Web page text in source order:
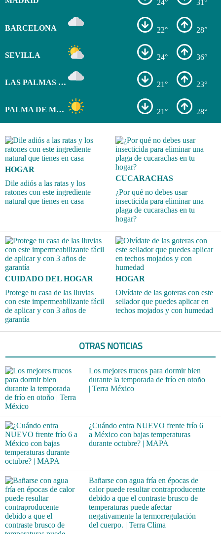
24° 31°
BARCELONA 22° 28°
SEVILLA 24° 36°
LAS PALMAS DE GRAN CANARIA 21° 23°
PALMA DE MALLORCA 21° 28°
HOGAR
Dile adiós a las ratas y los
ratones con este ingrediente
natural que tienes en casa
CUCARACHAS
¿Por qué no debes usar
insecticida para eliminar una
plaga de cucarachas en tu
hogar?
CUIDADO DEL HOGAR
Protege tu casa de las lluvias
con este impermeabilizante fácil
de aplicar y con 3 años de
garantía
HOGAR
Olvídate de las goteras con este
sellador que puedes aplicar en
techos mojados y con humedad
OTRAS NOTICIAS
Los mejores trucos para dormir bien
durante la temporada de frío en otoño
| Terra México
¿Cuándo entra NUEVO frente frío 6
a México con bajas temperaturas
durante octubre? | MAPA
Bañarse con agua fría en épocas de
calor puede resultar contraproducente
debido a que el contraste brusco de
temperaturas puede afectar
negativamente la termorregulación
del cuerpo. | Terra Clima